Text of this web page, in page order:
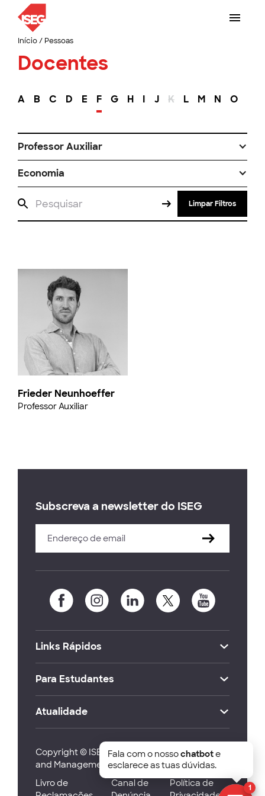
Início/ Pessoas
Docentes
A B C D E F G H I J K L M N O
Professor Auxiliar
Economia
Limpar Filtros
Frieder Neunhoeffer
Professor Auxiliar
Subscreva a newsletter do ISEG
Links Rápidos
Para Estudantes
Atualidade
Copyright © ISEG Lisbon School of Economics
and Management 2026
Livro de
Canal de
Política de
1
Fala com o nossochatbote
esclarece as tuas dúvidas.